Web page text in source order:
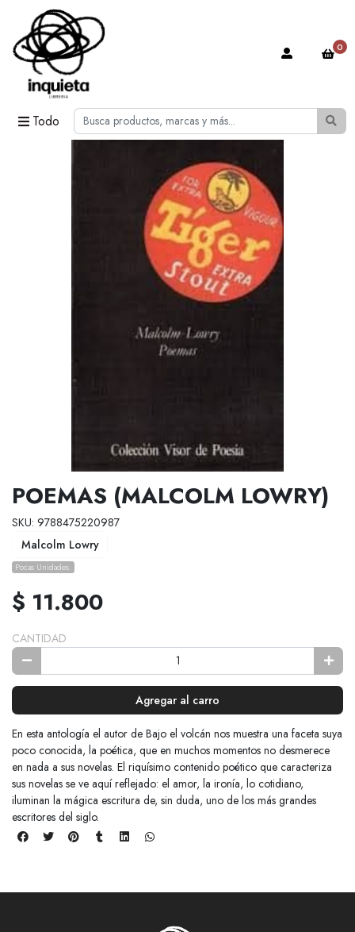
Todo
0
POEMAS (MALCOLM LOWRY)
SKU: 9788475220987
Malcolm Lowry
Pocas Unidades.
$ 11.800
CANTIDAD
Agregar al carro
En esta antología el autor de Bajo el volcán nos muestra una faceta suya
poco conocida, la poética, que en muchos momentos no desmerece
en nada a sus novelas. El riquísimo contenido poético que caracteriza
sus novelas se ve aquí reflejado: el amor, la ironía, lo cotidiano,
iluminan la mágica escritura de, sin duda, uno de los más grandes
escritores del siglo.